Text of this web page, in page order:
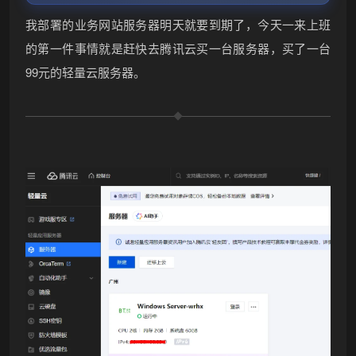
我部署的业务网站服务器明天就要到期了，今天一来上班
的第一件事情就是赶快去腾讯云买一台服务器，买了一台
99元的轻量云服务器。